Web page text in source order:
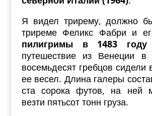
Я видел трирему, должно
триреме Феликс Фабри и
пилигримы в 1483 году
путешествие из Венеции
восемьдесят гребцов сидели
ее весел. Длина галеры
ста сорока футов, на ней
везти пятьсот тонн груза.